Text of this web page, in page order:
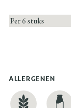
ALLERGENEN